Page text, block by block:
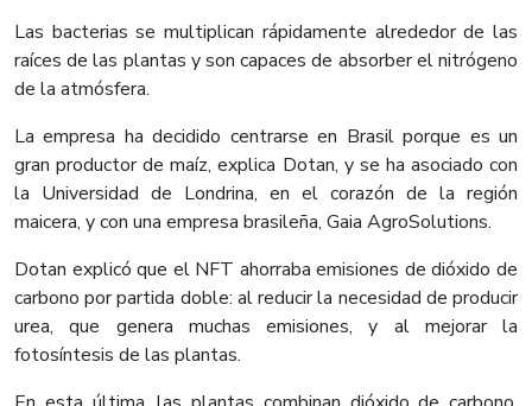
Las bacterias se multiplican rápidamente alrededor de las
raíces de las plantas y son capaces de absorber el nitrógeno
de la atmósfera.
La empresa ha decidido centrarse en Brasil porque es un
gran productor de maíz, explica Dotan, y se ha asociado con
la Universidad de Londrina, en el corazón de la región
maicera, y con una empresa brasileña, Gaia AgroSolutions.
Dotan explicó que el NFT ahorraba emisiones de dióxido de
carbono por partida doble: al reducir la necesidad de producir
urea, que genera muchas emisiones, y al mejorar la
fotosíntesis de las plantas.